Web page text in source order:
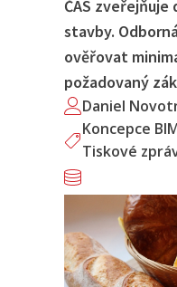
ČAS
stavby.
ověřovat
požadovaný
Daniel
Koncepce
Tiskové